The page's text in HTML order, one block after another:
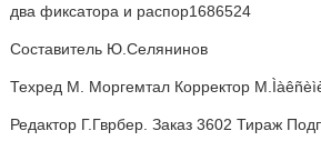
два фиксатора и распор1686524
Составитель Ю.Селянинов
Техред M. Моргемтал Корректор
Редактор Г.Гврбер. Заказ 3602 Тираж